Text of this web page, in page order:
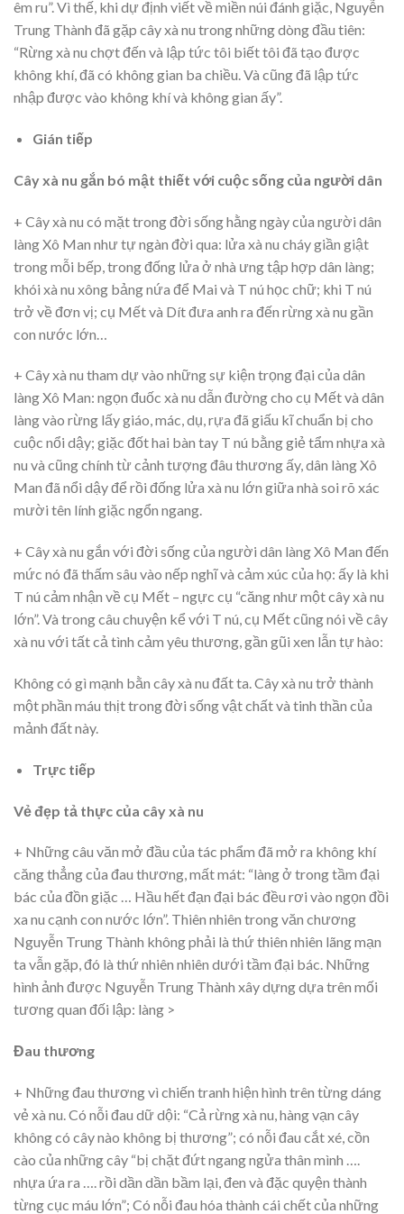
êm ru”. Vì thế, khi dự định viết về miền núi đánh giặc, Nguyễn
Trung Thành đã gặp cây xà nu trong những dòng đầu tiên:
“Rừng xà nu chợt đến và lập tức tôi biết tôi đã tạo được
không khí, đã có không gian ba chiều. Và cũng đã lập tức
nhập được vào không khí và không gian ấy”.
Gián tiếp
Cây xà nu gắn bó mật thiết với cuộc sống của người dân
+ Cây xà nu có mặt trong đời sống hằng ngày của người dân
làng Xô Man như tự ngàn đời qua: lửa xà nu cháy giần giật
trong mỗi bếp, trong đống lửa ở nhà ưng tập hợp dân làng;
khói xà nu xông bảng nứa để Mai và T nú học chữ; khi T nú
trở về đơn vị; cụ Mết và Dít đưa anh ra đến rừng xà nu gần
con nước lớn…
+ Cây xà nu tham dự vào những sự kiện trọng đại của dân
làng Xô Man: ngọn đuốc xà nu dẫn đường cho cụ Mết và dân
làng vào rừng lấy giáo, mác, dụ, rựa đã giấu kĩ chuẩn bị cho
cuộc nổi dậy; giặc đốt hai bàn tay T nú bằng giẻ tẩm nhựa xà
nu và cũng chính từ cảnh tượng đâu thương ấy, dân làng Xô
Man đã nổi dậy để rồi đống lửa xà nu lớn giữa nhà soi rõ xác
mười tên lính giặc ngổn ngang.
+ Cây xà nu gắn với đời sống của người dân làng Xô Man đến
mức nó đã thấm sâu vào nếp nghĩ và cảm xúc của họ: ấy là khi
T nú cảm nhận về cụ Mết – ngực cụ “căng như một cây xà nu
lớn”. Và trong câu chuyện kể với T nú, cụ Mết cũng nói về cây
xà nu với tất cả tình cảm yêu thương, gần gũi xen lẫn tự hào:
Không có gì mạnh bằn cây xà nu đất ta. Cây xà nu trở thành
một phần máu thịt trong đời sống vật chất và tinh thần của
mảnh đất này.
Trực tiếp
Vẻ đẹp tả thực của cây xà nu
+ Những câu văn mở đầu của tác phẩm đã mở ra không khí
căng thẳng của đau thương, mất mát: “làng ở trong tầm đại
bác của đồn giặc … Hầu hết đạn đại bác đều rơi vào ngọn đồi
xa nu cạnh con nước lớn”. Thiên nhiên trong văn chương
Nguyễn Trung Thành không phải là thứ thiên nhiên lãng mạn
ta vẫn gặp, đó là thứ nhiên nhiên dưới tầm đại bác. Những
hình ảnh được Nguyễn Trung Thành xây dựng dựa trên mối
tương quan đối lập: làng >
Đau thương
+ Những đau thương vì chiến tranh hiện hình trên từng dáng
vẻ xà nu. Có nỗi đau dữ dội: “Cả rừng xà nu, hàng vạn cây
không có cây nào không bị thương”; có nỗi đau cắt xé, cồn
cào của những cây “bị chặt đứt ngang ngửa thân mình ….
nhựa ứa ra …. rồi dần dần bầm lại, đen và đặc quyện thành
từng cục máu lớn”; Có nỗi đau hóa thành cái chết của những